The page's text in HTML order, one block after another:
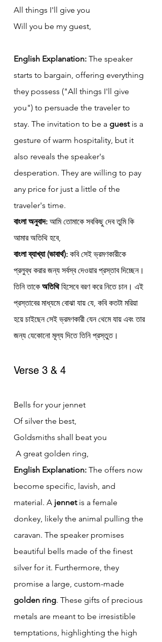
All things I'll give you
Will you be my guest,
English Explanation: The speaker
starts to bargain, offering everything
they possess ("All things I'll give
you") to persuade the traveler to
stay. The invitation to be a guest is a
gesture of warm hospitality, but it
also reveals the speaker's
desperation. They are willing to pay
any price for just a little of the
traveler's time.
বাংলা অনুবাদ: আমি তোমাকে সবকিছু দেব তুমি কি
আমার অতিথি হবে,
বাংলা ব্যাখ্যা (ভাবার্থ): কবি সেই ভ্রমণকারীকে
প্রলুব্ধ করার জন্য সর্বস্ব দেওয়ার প্রস্তাব দিচ্ছেন।
তিনি তাকে অতিথি হিসেবে বরণ করে নিতে চান। এই
প্রস্তাবের মাধ্যমে বোঝা যায় যে, কবি কতটা মরিয়া
হয়ে চাইছেন সেই ভ্রমণকারী যেন থেমে যায় এবং তার
জন্য যেকোনো মূল্য দিতে তিনি প্রস্তুত।
Verse 3 & 4
Bells for your jennet
Of silver the best,
Goldsmiths shall beat you
A great golden ring,
English Explanation: The offers now
become specific, lavish, and
material. A jennet is a female
donkey, likely the animal pulling the
caravan. The speaker promises
beautiful bells made of the finest
silver for it. Furthermore, they
promise a large, custom-made
golden ring. These gifts of precious
metals are meant to be irresistible
temptations, highlighting the high